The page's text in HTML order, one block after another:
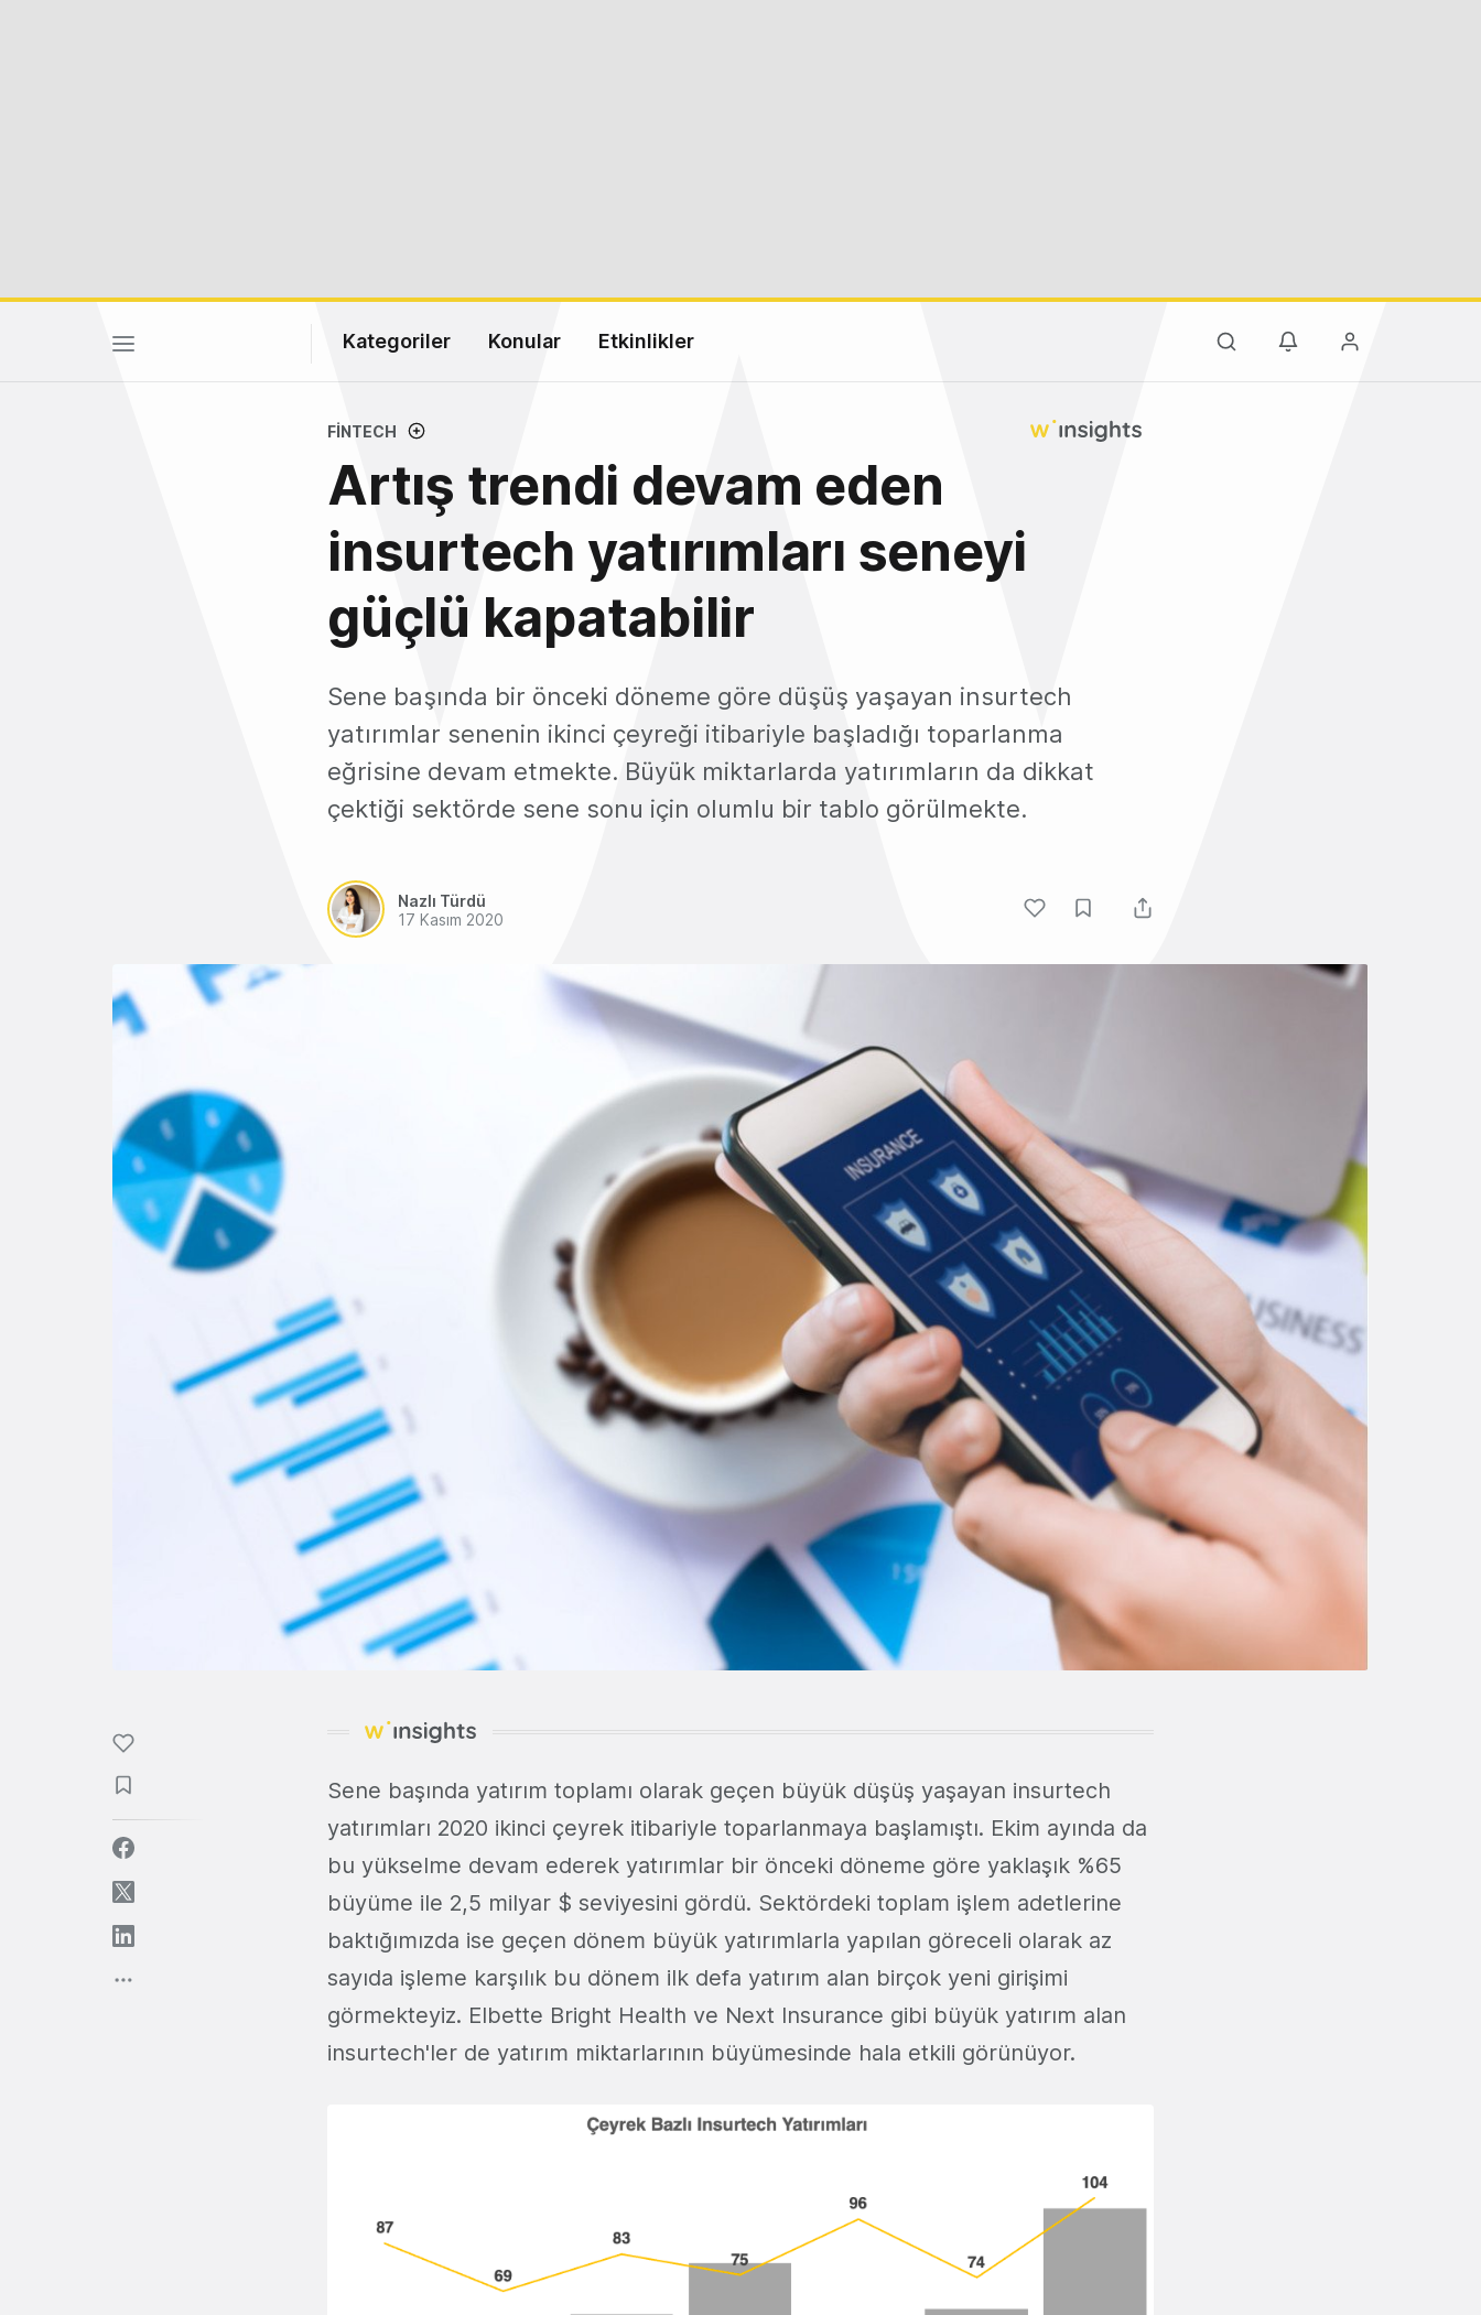
Kategoriler Konular Etkinlikler
FINTECH
Artış trendi devam eden
insurtech yatırımları seneyi
güçlü kapatabilir
Sene başında bir önceki döneme göre düşüş yaşayan insurtech
yatırımlar senenin ikinci çeyreği itibariyle başladığı toparlanma
eğrisine devam etmekte. Büyük miktarlarda yatırımların da dikkat
çektiği sektörde sene sonu için olumlu bir tablo görülmekte.
Nazlı Türdü
17 Kasım 2020
Sene başında yatırım toplamı olarak geçen büyük düşüş yaşayan insurtech
yatırımları 2020 ikinci çeyrek itibariyle toparlanmaya başlamıştı. Ekim ayında da
bu yükselme devam ederek yatırımlar bir önceki döneme göre yaklaşık %65
büyüme ile 2,5 milyar $ seviyesini gördü. Sektördeki toplam işlem adetlerine
baktığımızda ise geçen dönem büyük yatırımlarla yapılan göreceli olarak az
sayıda işleme karşılık bu dönem ilk defa yatırım alan birçok yeni girişimi
görmekteyiz. Elbette Bright Health ve Next Insurance gibi büyük yatırım alan
insurtech'ler de yatırım miktarlarının büyümesinde hala etkili görünüyor.